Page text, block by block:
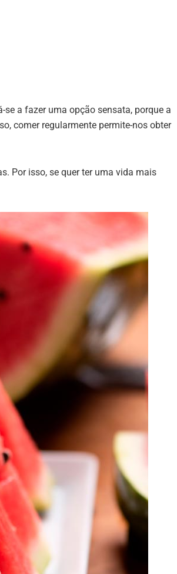
a fazer uma opção sensata, porque a
comer regularmente permite-nos obter
Por isso, se quer ter uma vida mais